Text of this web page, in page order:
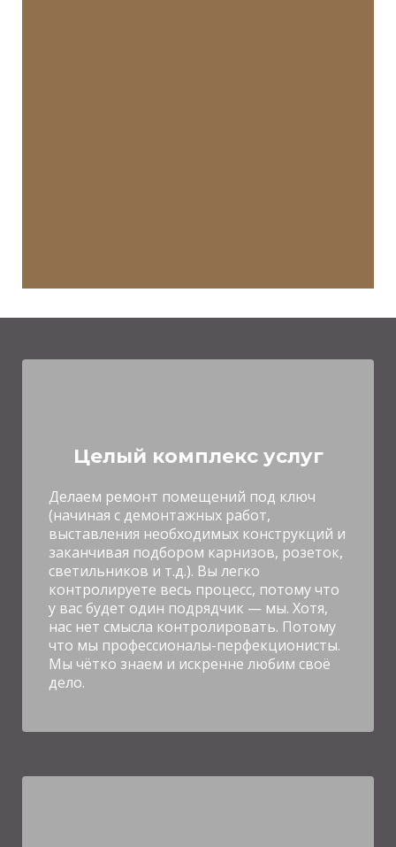
Целый комплекс услуг
Делаем ремонт помещений под ключ
(начиная с демонтажных работ,
выставления необходимых конструкций и
заканчивая подбором карнизов, розеток,
светильников и т.д.). Вы легко
контролируете весь процесс, потому что
у вас будет один подрядчик — мы. Хотя,
нас нет смысла контролировать. Потому
что мы профессионалы-перфекционисты.
Мы чётко знаем и искренне любим своё
дело.